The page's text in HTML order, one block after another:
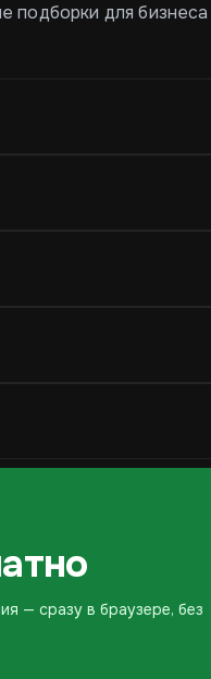
подборки для
— сразу в браузере, без